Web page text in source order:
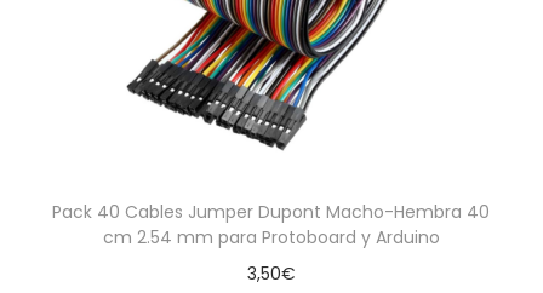
Pack 40 Cables Jumper Dupont Macho-Hembra 40
cm 2.54 mm para Protoboard y Arduino
3,50€